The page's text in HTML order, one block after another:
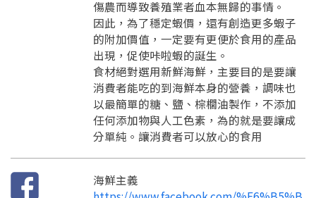
傷農而導致養殖業者血本無歸的事情。
因此，為了穩定蝦價，還有創造更多蝦子
的附加價值，一定要有更便於食用的產品
出現，促使咔啦蝦的誕生。
食材絕對選用新鮮海鮮，主要目的是要讓
消費者能吃的到海鮮本身的營養，調味也
以最簡單的糖、鹽、棕櫚油製作，不添加
任何添加物與人工色素，為的就是要讓成
分單純。讓消費者可以放心的食用
海鮮主義